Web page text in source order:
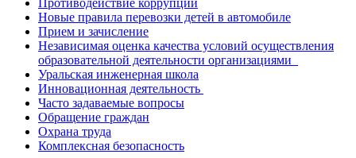
Противодействие коррупции
Новые правила перевозки детей в автомобиле
Прием и зачисление
Независимая оценка качества условий осуществления
образовательной деятельности организациями
Уральская инженерная школа
Инновационная деятельность
Часто задаваемые вопросы
Обращение граждан
Охрана труда
Комплексная безопасность